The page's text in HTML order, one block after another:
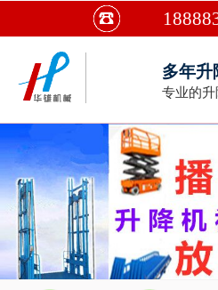
多年升
专业的